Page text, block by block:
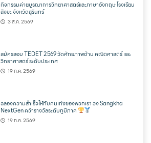
กิจกรรมค่ายบูรณาการวิทยาศาสตร์และภาษาอังกฤษ โรงเรียน
สังขะ จังหวัดสุรินทร์
3 ส.ค. 2569
สมัครสอบ TEDET 2569 วัดศักยภาพด้าน คณิตศาสตร์ และ
วิทยาศาสตร์ ระดับประเทศ
19 ก.ค. 2569
ฉลองความสำเร็จให้กับคนเก่งของพวกเรา วง Sangkha
NextGen คว้ารางวัลระดับภูมิภาค
19 ก.ค. 2569